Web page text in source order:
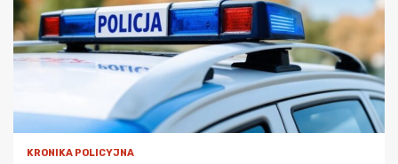
KRONIKA POLICYJNA